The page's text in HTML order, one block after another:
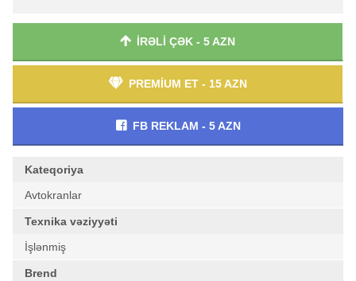
İRƏLİ ÇƏK - 5 AZN
PREMİUM ET - 15 AZN
FB REKLAM - 5 AZN
Kateqoriya
Avtokranlar
Texnika vəziyyəti
İşlənmiş
Brend